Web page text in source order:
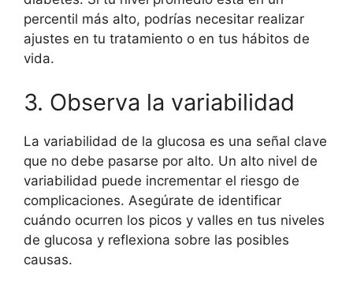
percentil más alto, podrías necesitar realizar
ajustes en tu tratamiento o en tus hábitos de
vida.
3. Observa la variabilidad
La variabilidad de la glucosa es una señal clave
que no debe pasarse por alto. Un alto nivel de
variabilidad puede incrementar el riesgo de
complicaciones. Asegúrate de identificar
cuándo ocurren los picos y valles en tus niveles
de glucosa y reflexiona sobre las posibles
causas.